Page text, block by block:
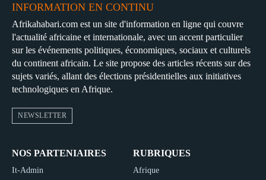
INFORMATION EN CONTINU
Afrikahabari.com est un site d'information en ligne qui couvre
l'actualité africaine et internationale, avec un accent particulier
sur les événements politiques, économiques, sociaux et culturels
du continent africain. Le site propose des articles récents sur des
sujets variés, allant des élections présidentielles aux initiatives
technologiques en Afrique.
NEWSLETTER
NOS PARTENIAIRES
It-Admin
RUBRIQUES
Afrique